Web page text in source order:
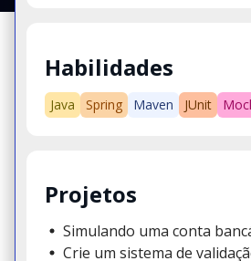
Habilidades
Java Spring Maven JUnit
Projetos
Simulando uma conta
Crie um sistema de